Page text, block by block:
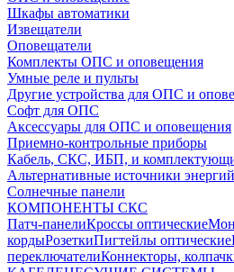
Шкафы автоматики
Извещатели
Оповещатели
Комплекты ОПС и оповещения
Умные реле и пульты
Другие устройства для ОПС и
Софт для ОПС
Аксессуары для ОПС и оповещения
Приемно-контрольные приборы
Кабель, СКС, ИБП, и
Альтернативные источники энергий
Солнечные панели
КОМПОНЕНТЫ СКС
Патч-панелиКроссы оптические
кордыРозеткиПигтейлы оптические
переключателиКоннекторы,